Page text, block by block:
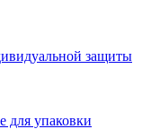
защиты
для упаковки